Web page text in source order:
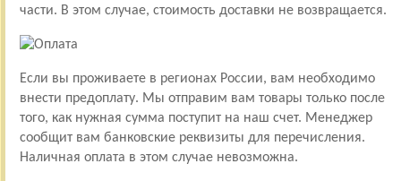
части. В этом случае, стоимость доставки не возвращается.
Если вы проживаете в регионах России, вам необходимо
внести предоплату. Мы отправим вам товары только после
того, как нужная сумма поступит на наш счет. Менеджер
сообщит вам банковские реквизиты для перечисления.
Наличная оплата в этом случае невозможна.